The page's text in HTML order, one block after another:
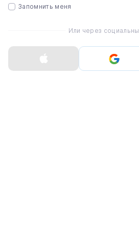
64 ГБ
Оперативная память
Основная камера
12 Мп
Запомнить меня
Или через